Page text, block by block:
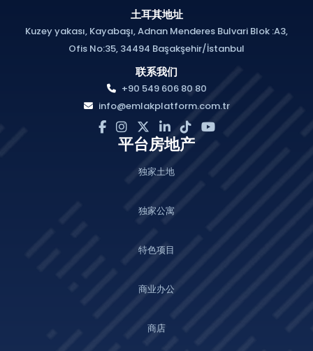
土耳其地址
Kuzey yakası, Kayabaşı, Adnan Menderes Bulvari Blok :A3,
Ofis No:35, 34494 Başakşehir/İstanbul
联系我们
+90 549 606 80 80
info@emlakplatform.com.tr
平台房地产
独家土地
独家公寓
特色项目
商业办公
商店